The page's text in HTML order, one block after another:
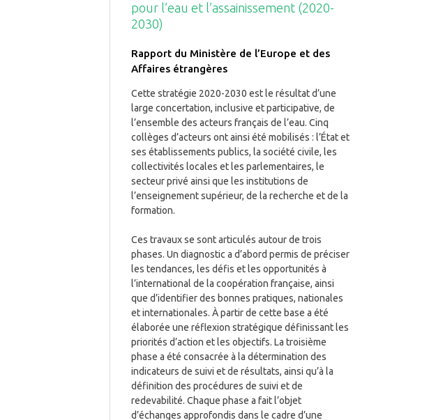
pour l’eau et l’assainissement (2020-
2030)
Rapport du Ministère de l’Europe et des
Affaires étrangères
Cette stratégie 2020-2030 est le résultat d’une
large concertation, inclusive et participative, de
l’ensemble des acteurs français de l’eau. Cinq
collèges d’acteurs ont ainsi été mobilisés : l’État et
ses établissements publics, la société civile, les
collectivités locales et les parlementaires, le
secteur privé ainsi que les institutions de
l’enseignement supérieur, de la recherche et de la
formation.
Ces travaux se sont articulés autour de trois
phases. Un diagnostic a d’abord permis de préciser
les tendances, les défis et les opportunités à
l’international de la coopération française, ainsi
que d’identifier des bonnes pratiques, nationales
et internationales. À partir de cette base a été
élaborée une réflexion stratégique définissant les
priorités d’action et les objectifs. La troisième
phase a été consacrée à la détermination des
indicateurs de suivi et de résultats, ainsi qu’à la
définition des procédures de suivi et de
redevabilité. Chaque phase a fait l’objet
d’échanges approfondis dans le cadre d’une